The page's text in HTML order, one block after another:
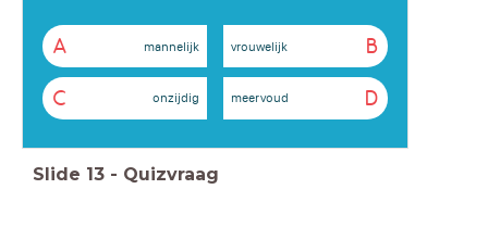
A mannelijk B
vrouwelijk
C onzijdig D
meervoud
Slide 13 - Quizvraag